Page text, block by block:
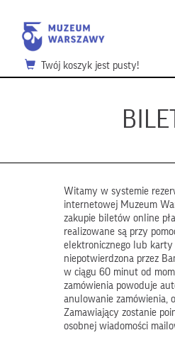
Twój koszyk jest pusty!
Witamy w systemie
internetowej Muzeum
zakupie biletów online
realizowane są przy
elektronicznego lub karty
niepotwierdzona przez
w ciągu 60 minut od
zamówienia powoduje
anulowanie zamówienia,
Zamawiający zostanie
osobnej wiadomości